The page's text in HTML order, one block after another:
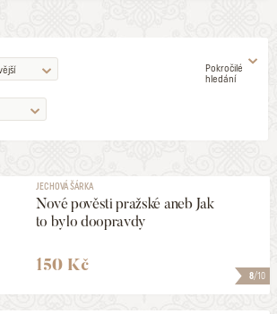
Pokročilé
hledání
8/10
JECHOVÁ ŠÁRKA
Nové pověsti pražské aneb Jak
to bylo doopravdy
150 Kč